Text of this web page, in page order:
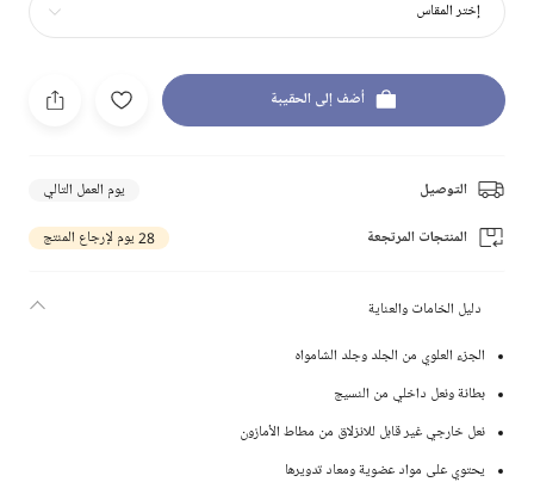
إختر المقاس
أضف إلى الحقيبة
التوصيل يوم العمل التالي
المنتجات المرتجعة 28 يوم لإرجاع المنتج
دليل الخامات والعناية
الجزء العلوي من الجلد وجلد الشامواه
بطانة ونعل داخلي من النسيج
نعل خارجي غير قابل للانزلاق من مطاط الأمازون
يحتوي على مواد عضوية ومعاد تدويرها